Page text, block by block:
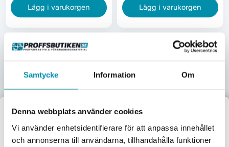
Samtycke Information Om
Denna webbplats använder cookies
Vi använder enhetsidentifierare för att anpassa innehållet
och annonserna till användarna, tillhandahålla funktioner
Lägg i varukorgen Lägg i varukorgen
Välkommen till